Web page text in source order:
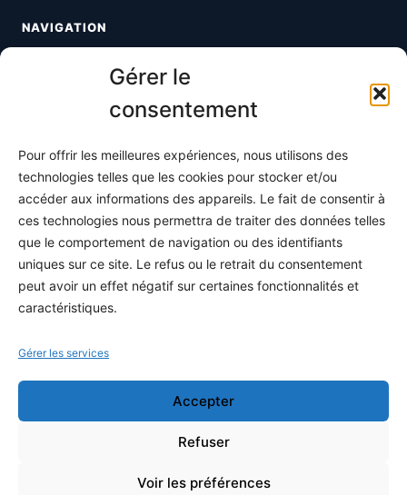
Gérer le
consentement
Pour offrir les meilleures expériences, nous utilisons des
technologies telles que les cookies pour stocker et/ou
accéder aux informations des appareils. Le fait de consentir à
ces technologies nous permettra de traiter des données telles
que le comportement de navigation ou des identifiants
uniques sur ce site. Le refus ou le retrait du consentement
peut avoir un effet négatif sur certaines fonctionnalités et
caractéristiques.
Gérer les services
Accepter
Refuser
Voir les préférences
NAVIGATION
Toutes les maths
S'abonner
À propos
Contact / Support
Mes publications
INFORMATIONS LÉGALES
Conditions générales de vente